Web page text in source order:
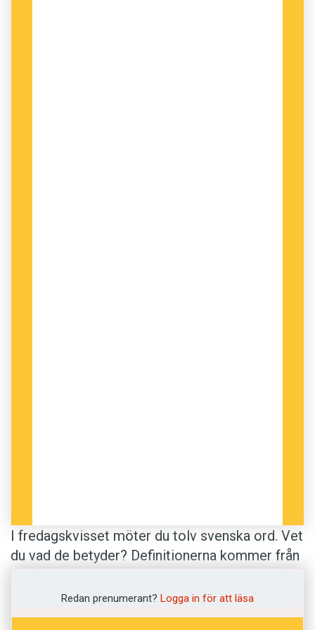
I fredagskvisset möter du tolv svenska ord. Vet
du vad de betyder? Definitionerna kommer från
Lycka till!Anders
Redan prenumerant? Logga in för att läsa